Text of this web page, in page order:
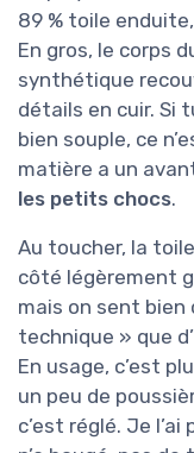
89 % toile
En gros, le corps
synthétique
détails en cuir. Si
bien souple, ce
matière a un
les petits chocs.
Au toucher, la
côté légèrement
mais on sent bien
technique » que
En usage, c’est
un peu de
c’est réglé. Je